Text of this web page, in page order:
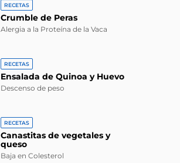
RECETAS
Crumble de Peras
Alergia a la Proteína de la Vaca
RECETAS
Ensalada de Quinoa y Huevo
Descenso de peso
RECETAS
Canastitas de vegetales y
queso
Baja en Colesterol